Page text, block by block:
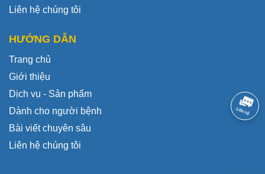
Liên hệ chúng tôi
HƯỚNG DẪN
Trang chủ
Giới thiệu
Dịch vụ - Sản phẩm
Dành cho người bệnh
Bài viết chuyên sâu
Liên hệ chúng tôi